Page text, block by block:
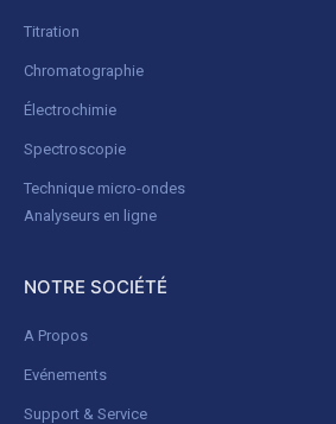
Titration
Chromatographie
Électrochimie
Spectroscopie
Technique micro-ondes
Analyseurs en ligne
NOTRE SOCIÉTÉ
A Propos
Evénements
Support & Service